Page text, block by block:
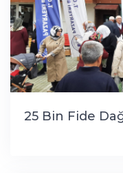
25 Bin Fide